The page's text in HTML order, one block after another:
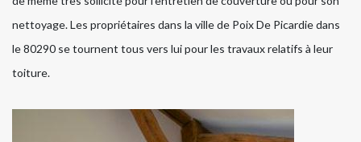
nettoyage. Les propriétaires dans la ville de Poix De Picardie dans
le 80290 se tournent tous vers lui pour les travaux relatifs à leur
toiture.